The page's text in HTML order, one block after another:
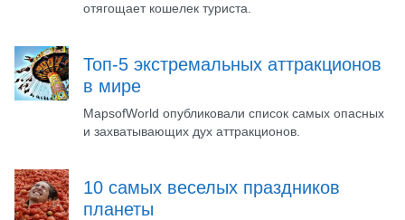
отягощает кошелек туриста.
Топ-5 экстремальных аттракционов
в мире
MapsofWorld опубликовали список самых опасных
и захватывающих дух аттракционов.
10 самых веселых праздников
планеты